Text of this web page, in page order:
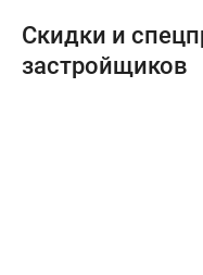
Скидки и
застройщиков